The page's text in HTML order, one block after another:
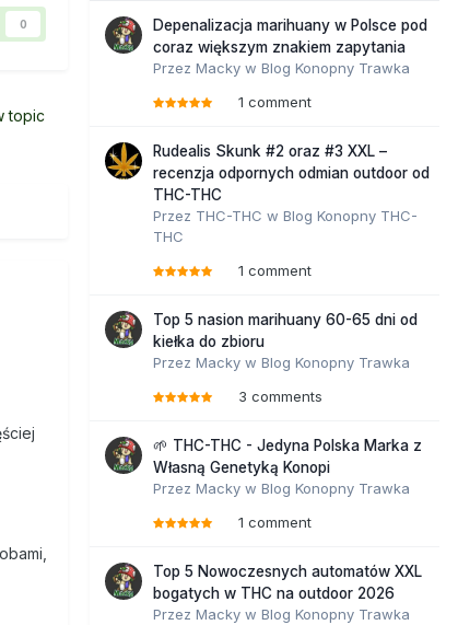
0
topic
Depenalizacja marihuany w Polsce pod
coraz większym znakiem zapytania
Przez Macky w Blog Konopny Trawka
1 comment
Rudealis Skunk #2 oraz #3 XXL –
recenzja odpornych odmian outdoor od
THC-THC
Przez THC-THC w Blog Konopny THC-
THC
1 comment
Top 5 nasion marihuany 60-65 dni od
kiełka do zbioru
Przez Macky w Blog Konopny Trawka
3 comments
🌱 THC-THC - Jedyna Polska Marka z
Własną Genetyką Konopi
Przez Macky w Blog Konopny Trawka
1 comment
Top 5 Nowoczesnych automatów XXL
bogatych w THC na outdoor 2026
Przez Macky w Blog Konopny Trawka